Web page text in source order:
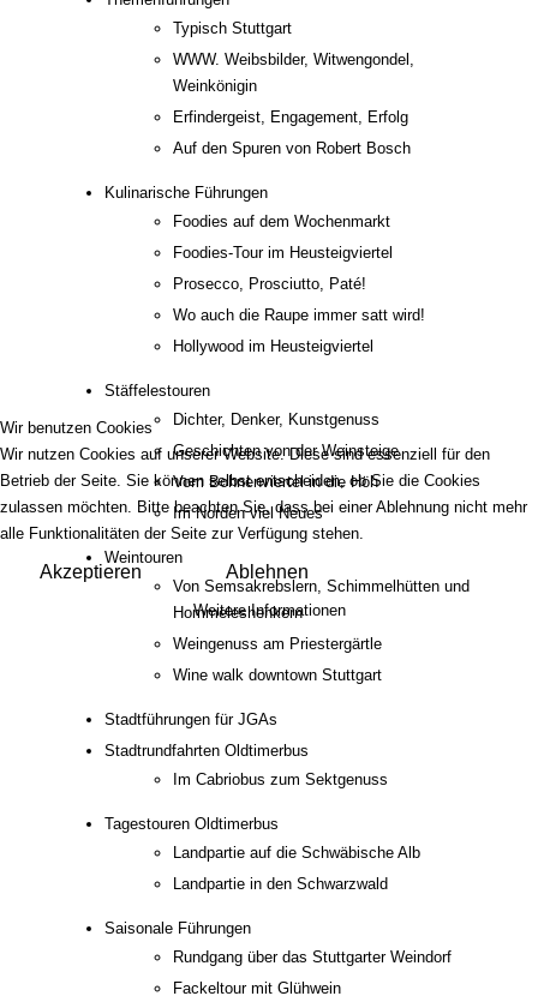
Typisch Stuttgart
WWW. Weibsbilder, Witwengondel,
Weinkönigin
Erfindergeist, Engagement, Erfolg
Auf den Spuren von Robert Bosch
Kulinarische Führungen
Foodies auf dem Wochenmarkt
Foodies-Tour im Heusteigviertel
Prosecco, Prosciutto, Paté!
Wo auch die Raupe immer satt wird!
Hollywood im Heusteigviertel
Stäffelestouren
Dichter, Denker, Kunstgenuss
Geschichten von der Weinsteige
Vom Bohnenviertel in die Höh
Im Norden viel Neues
Weintouren
Von Semsakrebslern, Schimmelhütten und
Hommeleshenkern
Weingenuss am Priestergärtle
Wine walk downtown Stuttgart
Stadtführungen für JGAs
Stadtrundfahrten Oldtimerbus
Im Cabriobus zum Sektgenuss
Tagestouren Oldtimerbus
Landpartie auf die Schwäbische Alb
Landpartie in den Schwarzwald
Saisonale Führungen
Rundgang über das Stuttgarter Weindorf
Fackeltour mit Glühwein
Wir benutzen Cookies
Wir nutzen Cookies auf unserer Website. Diese sind essenziell für den
Betrieb der Seite. Sie können selbst entscheiden, ob Sie die Cookies
zulassen möchten. Bitte beachten Sie, dass bei einer Ablehnung nicht mehr
alle Funktionalitäten der Seite zur Verfügung stehen.
Akzeptieren Ablehnen
Weitere Informationen